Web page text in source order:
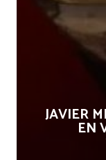
JAVIER
EN